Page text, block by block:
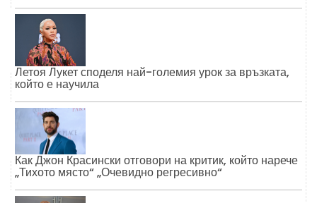
Летоя Лукет споделя най-големия урок за връзката,
който е научила
Как Джон Красински отговори на критик, който нарече
„Тихото място“ „Очевидно регресивно“